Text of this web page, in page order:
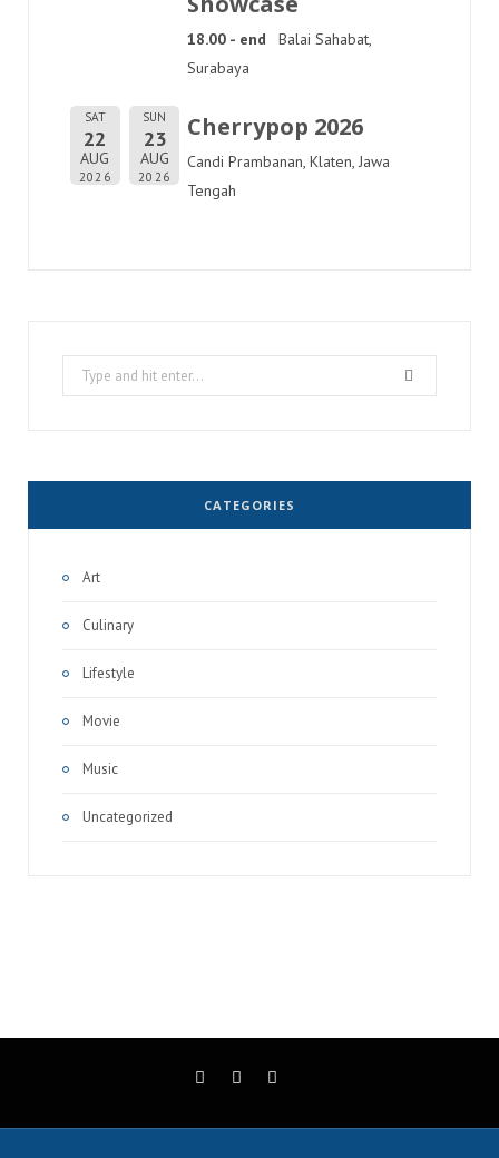
18.00 - end
Balai Sahabat,
Surabaya
SAT
22
AUG
2026
SUN
23
AUG
2026
Cherrypop 2026
Candi Prambanan, Klaten, Jawa
Tengah
Search
for:
CATEGORIES
Art
Culinary
Lifestyle
Movie
Music
Uncategorized